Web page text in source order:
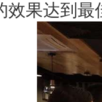
效果达到最